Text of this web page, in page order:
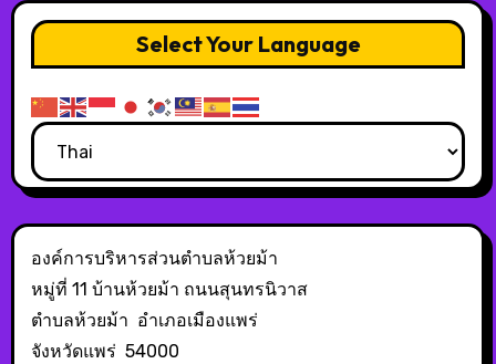
Select Your Language
องค์การบริหารส่วนตำบลห้วยม้า
หมู่ที่ 11 บ้านห้วยม้า ถนนสุนทรนิวาส
ตำบลห้วยม้า อำเภอเมืองแพร่
จังหวัดแพร่ 54000